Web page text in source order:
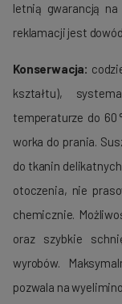
letnią gwarancją na
reklamacji jest
Konserwacja:
kształtu),
temperaturze do
worka do prania.
do tkanin
otoczenia, nie
chemicznie.
oraz szybkie
wyrobów.
pozwala na